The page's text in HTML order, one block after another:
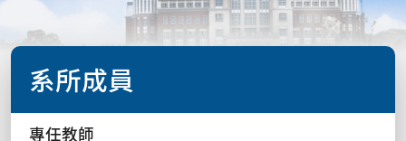
系所成員
專任教師